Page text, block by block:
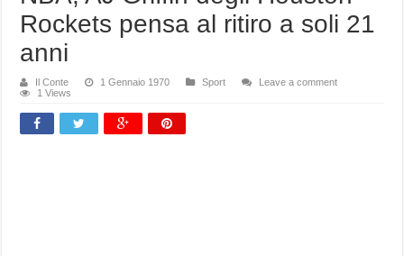
Rockets pensa al ritiro a soli 21
anni
Il Conte 1 Gennaio 1970 Sport
Leave a comment
1 Views